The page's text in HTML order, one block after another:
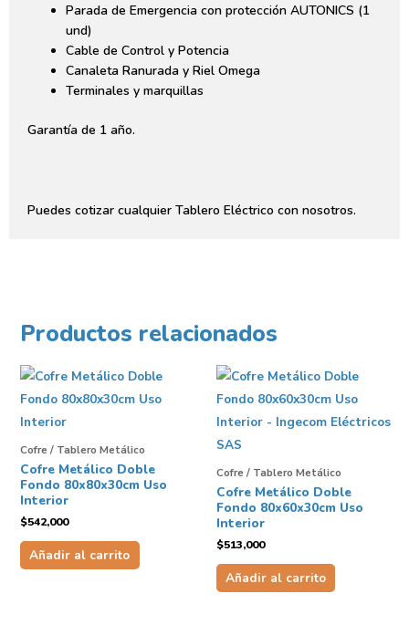
Parada de Emergencia con protección AUTONICS (1
und)
Cable de Control y Potencia
Canaleta Ranurada y Riel Omega
Terminales y marquillas
Garantía de 1 año.
Puedes cotizar cualquier Tablero Eléctrico con nosotros.
Productos relacionados
Cofre / Tablero Metálico
Cofre Metálico Doble
Fondo 80x80x30cm Uso
Interior
$542,000
Añadir al carrito
Cofre / Tablero Metálico
Cofre Metálico Doble
Fondo 80x60x30cm Uso
Interior
$513,000
Añadir al carrito